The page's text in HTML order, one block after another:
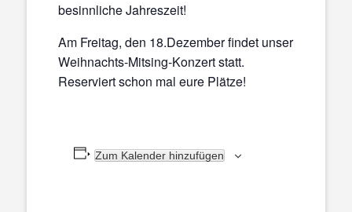
besinnliche Jahreszeit!
Am Freitag, den 18.Dezember findet unser
Weihnachts-Mitsing-Konzert statt.
Reserviert schon mal eure Plätze!
Zum Kalender hinzufügen